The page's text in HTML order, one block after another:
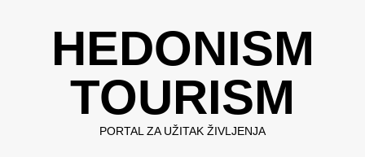
HEDONISM
TOURISM
PORTAL ZA UŽITAK ŽIVLJENJA